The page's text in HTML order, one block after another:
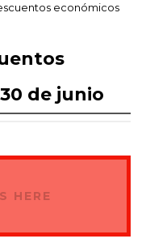
económicos
de junio
HERE